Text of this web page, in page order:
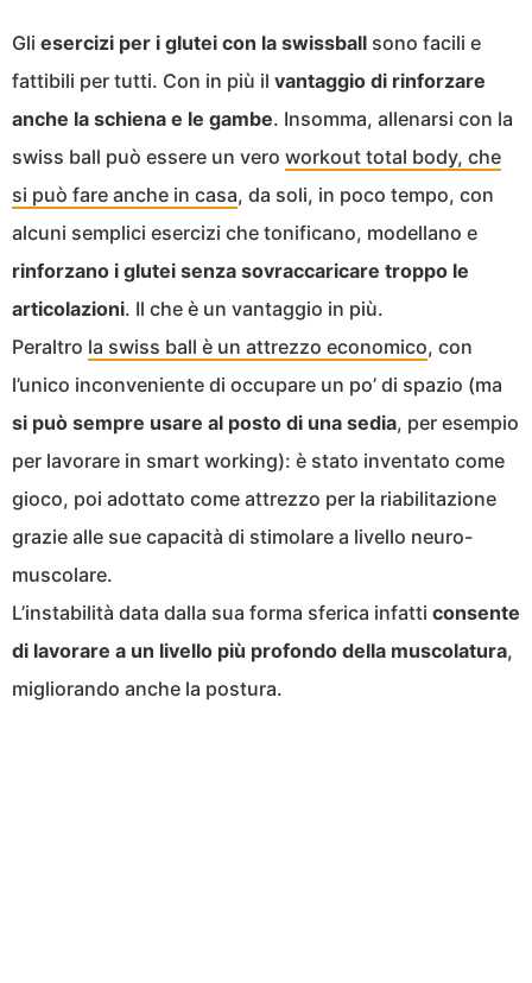
Gli esercizi per i glutei con la swissball sono facili e
fattibili per tutti. Con in più il vantaggio di rinforzare
anche la schiena e le gambe. Insomma, allenarsi con la
swiss ball può essere un vero workout total body, che
si può fare anche in casa, da soli, in poco tempo, con
alcuni semplici esercizi che tonificano, modellano e
rinforzano i glutei senza sovraccaricare troppo le
articolazioni. Il che è un vantaggio in più.
Peraltro la swiss ball è un attrezzo economico, con
l’unico inconveniente di occupare un po’ di spazio (ma
si può sempre usare al posto di una sedia, per esempio
per lavorare in smart working): è stato inventato come
gioco, poi adottato come attrezzo per la riabilitazione
grazie alle sue capacità di stimolare a livello neuro-
muscolare.
L’instabilità data dalla sua forma sferica infatti consente
di lavorare a un livello più profondo della muscolatura,
migliorando anche la postura.